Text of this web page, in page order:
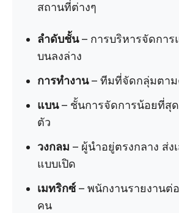
สถานที่ต่างๆ
ลำดับชั้น– การบริหารจัดการ
บนลงล่าง
การทำงาน– ทีมที่จัดกลุ่มตาม
แบน– ชั้นการจัดการน้อยที่สุ
ตัว
วงกลม – ผู้นำอยู่ตรงกลาง ส่ง
แบบเปิด
เมทริกซ์– พนักงานรายงานต่
คน